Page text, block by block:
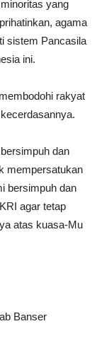
yang
agama
sistem Pancasila
ini.
rakyat
dan
mempersatukan
bersimpuh dan
agar tetap
atas kuasa-Mu
Banser